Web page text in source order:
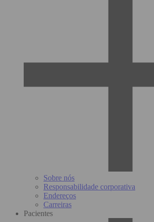
Sobre nós
Responsabilidade corporativa
Endereços
Carreiras
Pacientes